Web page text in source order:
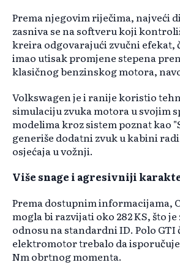
Prema njegovim riječima, najveći
zasniva se na softveru koji
kreira odgovarajući zvučni efekat,
imao utisak promjene stepena
klasičnog benzinskog motora,
Volkswagen je i ranije koristio
simulaciju zvuka motora u svojim
modelima kroz sistem poznat kao
generiše dodatni zvuk u kabini
osjećaja u vožnji.
Više snage i agresivniji
Prema dostupnim informacijama,
mogla bi razvijati oko 282 KS, što
odnosu na standardni ID. Polo GTI
elektromotor trebalo da isporučuje
Nm obrtnog momenta.